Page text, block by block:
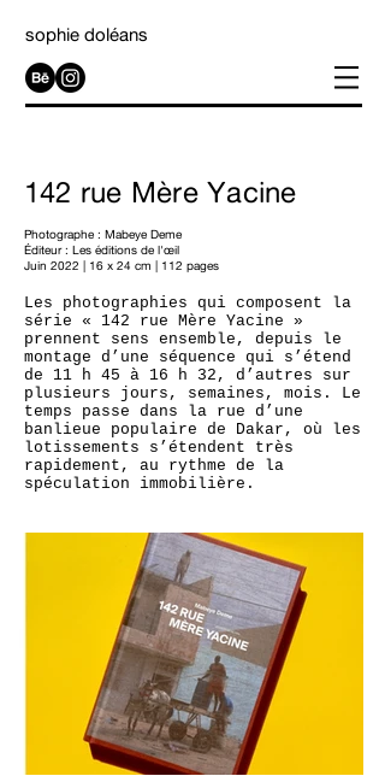
sophie doléans
142 rue Mère Yacine
Photographe : Mabeye Deme
Éditeur : Les éditions de l'œil
Juin 2022 | 16 x 24 cm | 112 pages
Les photographies qui composent la
série « 142 rue Mère Yacine »
prennent sens ensemble, depuis le
montage d’une séquence qui s’étend
de 11 h 45 à 16 h 32, d’autres sur
plusieurs jours, semaines, mois. Le
temps passe dans la rue d’une
banlieue populaire de Dakar, où les
lotissements s’étendent très
rapidement, au rythme de la
spéculation immobilière.